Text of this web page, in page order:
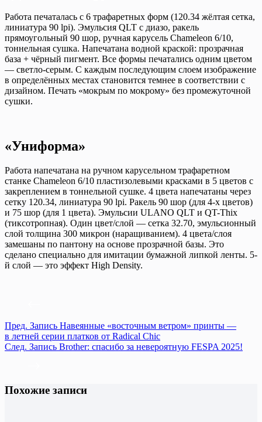
Работа печаталась с 6 трафаретных форм (120.34 жёлтая сетка,
линиатура 90 lpi). Эмульсия QLT с диазо, ракель
прямоугольный 90 шор, ручная карусель Chameleon 6/10,
тоннельная сушка. Напечатана водной краской: прозрачная
база + чёрный пигмент. Все формы печатались одним цветом
— светло-серым. С каждым последующим слоем изображение
в определённых местах становится темнее в соответствии с
дизайном. Печать «мокрым по мокрому» без промежуточной
сушки.
«Униформа»
Работа напечатана на ручном карусельном трафаретном
станке Chameleon 6/10 пластизолевыми красками в 5 цветов с
закреплением в тоннельной сушке. 4 цвета напечатаны через
сетку 120.34, линиатура 90 lpi. Ракель 90 шор (для 4-х цветов)
и 75 шор (для 1 цвета). Эмульсии ULANO QLT и QT-Thix
(тиксотропная). Один цвет/слой — сетка 32.70, эмульсионный
слой толщина 300 микрон (наращиванием). 4 цвета/слоя
замешаны по пантону на основе прозрачной базы. Это
сделано специально для имитации бумажной липкой ленты. 5-
й слой — это эффект High Density.
Пред. Запись Навеянные «восточным ветром» принты —
в летней серии платков от Radical Chic
След. Запись Brother: cпасибо за невероятную FESPA 2025!
Похожие записи